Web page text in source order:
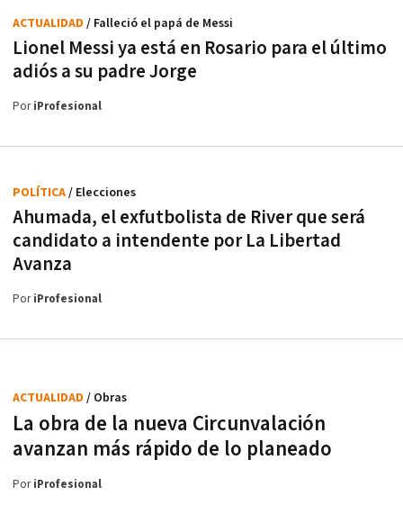
Lionel Messi ya está en Rosario para el último
adiós a su padre Jorge
ACTUALIDAD / Falleció el papá de Messi
PoriProfesional
Ahumada, el exfutbolista de River que será
candidato a intendente por La Libertad
Avanza
POLÍTICA/ Elecciones
PoriProfesional
La obra de la nueva Circunvalación
avanzan más rápido de lo planeado
ACTUALIDAD / Obras
PoriProfesional